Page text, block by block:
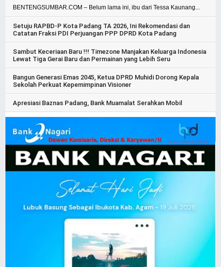
BENTENGSUMBAR.COM – Belum lama ini, ibu dari Tessa Kaunang...
Setuju RAPBD-P Kota Padang TA 2026, Ini Rekomendasi dan
Catatan Fraksi PDI Perjuangan PPP DPRD Kota Padang
Sambut Keceriaan Baru !!! Timezone Manjakan Keluarga Indonesia
Lewat Tiga Gerai Baru dan Permainan yang Lebih Seru
Bangun Generasi Emas 2045, Ketua DPRD Muhidi Dorong Kepala
Sekolah Perkuat Kepemimpinan Visioner
Apresiasi Baznas Padang, Bank Muamalat Serahkan Mobil